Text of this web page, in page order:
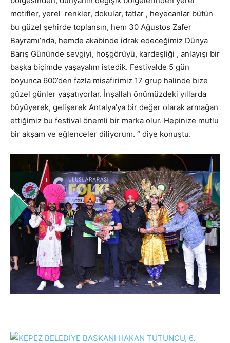
motifler, yerel renkler, dokular, tatlar , heyecanlar bütün
bu güzel şehirde toplansın, hem 30 Ağustos Zafer
Bayramı’nda, hemde akabinde idrak edeceğimiz Dünya
Barış Gününde sevgiyi, hoşgörüyü, kardeşliği , anlayışı bir
başka biçimde yaşayalım istedik. Festivalde 5 gün
boyunca 600’den fazla misafirimiz 17 grup halinde bize
güzel günler yaşatıyorlar. İnşallah önümüzdeki yıllarda
büyüyerek, gelişerek Antalya’ya bir değer olarak armağan
ettiğimiz bu festival önemli bir marka olur. Hepinize mutlu
bir akşam ve eğlenceler diliyorum. “ diye konuştu.